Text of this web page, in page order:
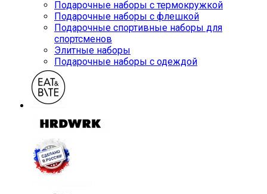
Подарочные наборы с термокружкой
Подарочные наборы с флешкой
Подарочные спортивные наборы для
спортсменов
Элитные наборы
Подарочные наборы с одеждой